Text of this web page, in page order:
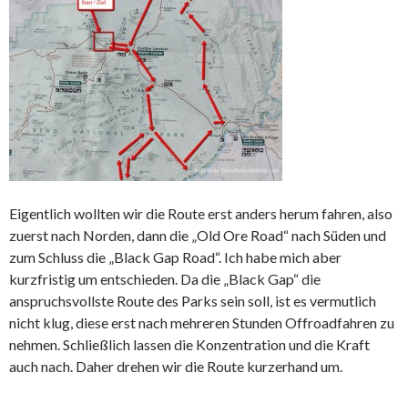
Eigentlich wollten wirdie Route erst anders herum fahren, also
zuerst nach Norden, dann die „Old Ore Road“ nach Süden und
zum Schluss die „Black Gap Road“. Ich habe mich aber
kurzfristig um entschieden. Da die „Black Gap“ die
anspruchsvollste Route des Parks sein soll, ist es vermutlich
nicht klug, diese erst nach mehreren Stunden Offroadfahren zu
nehmen. Schließlich lassen die Konzentration und die Kraft
auch nach. Daher drehen wir die Route kurzerhand um.